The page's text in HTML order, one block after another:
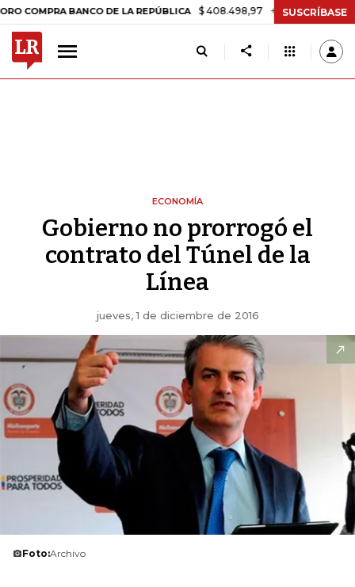
BANCO DE LA REPÚBLICA $ 408.498,97 +$ 8.753,81 +2,19%
SUSCRÍBASE
ECONOMÍA
Gobierno no prorrogó el
contrato del Túnel de la
Línea
jueves, 1 de diciembre de 2016
Foto:Archivo